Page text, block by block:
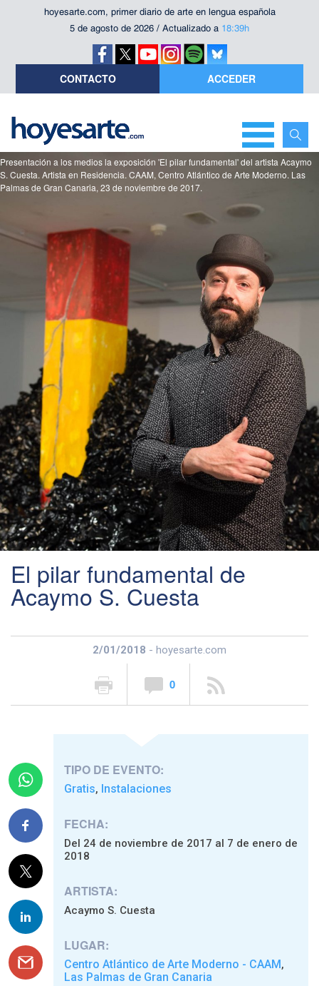
hoyesarte.com, primer diario de arte en lengua española
5 de agosto de 2026 / Actualizado a 18:39h
CONTACTO ACCEDER
Presentación a los medios la exposición 'El pilar fundamental' del artista Acaymo
S. Cuesta. Artista en Residencia. CAAM, Centro Atlántico de Arte Moderno. Las
Palmas de Gran Canaria, 23 de noviembre de 2017.
El pilar fundamental de
Acaymo S. Cuesta
2/01/2018 - hoyesarte.com
0
TIPO DE EVENTO:
Gratis, Instalaciones
FECHA:
Del 24 de noviembre de 2017 al 7 de enero de
2018
ARTISTA:
Acaymo S. Cuesta
LUGAR:
Centro Atlántico de Arte Moderno - CAAM,
Las Palmas de Gran Canaria